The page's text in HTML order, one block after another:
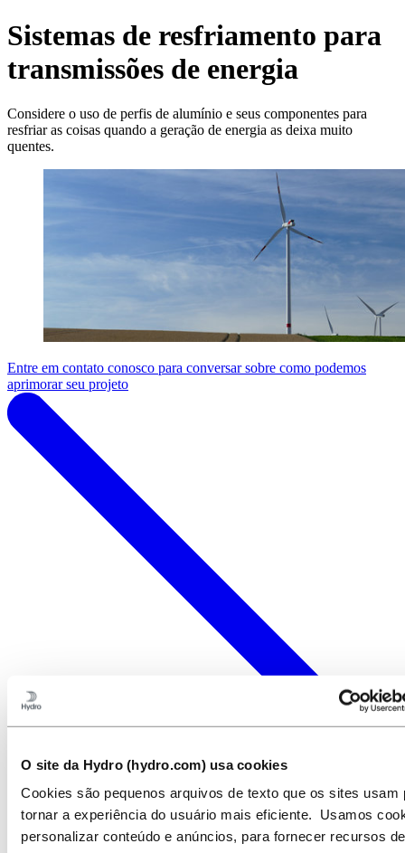
O site da Hydro (hydro.com) usa cookies
Cookies são pequenos arquivos de texto que os sites usam
tornar a experiência do usuário mais eficiente. Usamos
personalizar conteúdo e anúncios, para fornecer recursos
Sistemas de resfriamento para
transmissões de energia
Considere o uso de perfis de alumínio e seus componentes para
resfriar as coisas quando a geração de energia as deixa muito
quentes.
Entre em contato conosco para conversar sobre como podemos
aprimorar seu projeto